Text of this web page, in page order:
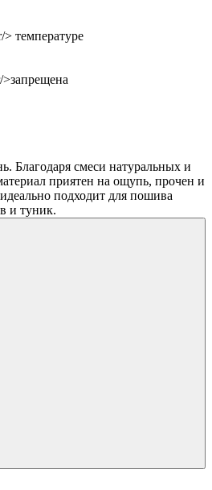
Благодаря смеси натуральных и
приятен на ощупь, прочен и
подходит для пошива
и туник.